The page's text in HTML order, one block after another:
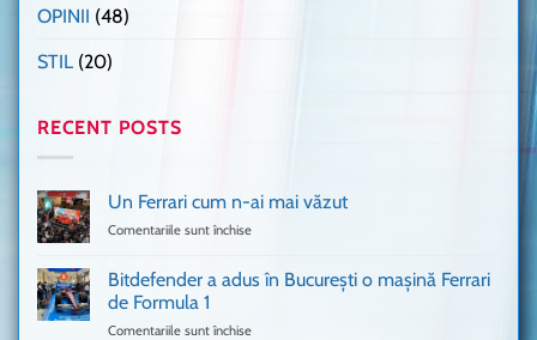
OPINII (48)
STIL (20)
RECENT POSTS
Un Ferrari cum n-ai mai văzut
Comentariile sunt închise
Ferrari
cum
Bitdefender a adus în București o mașină Ferrari
de Formula 1
Comentariile sunt închise